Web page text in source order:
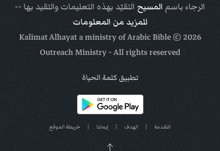
الرجاء باسم المسيح التقيّد بهذه التعليمات والتقيد بها --
للمزيد من المعلومات
2026
© Kalimat Alhayat a ministry of
Arabic Bible
Outreach Ministry- All rights reserved
تطبيق كلمة الحياة
التقدمة | الهدف | إيماننا | خريطة الموقع